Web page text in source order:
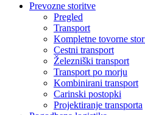
Prevozne storitve
Pregled
Transport
Kompletne tovorne
Cestni transport
Železniški transport
Transport po morju
Kombinirani transport
Carinski postopki
Projektiranje transporta